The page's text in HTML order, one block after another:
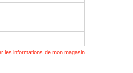
les informations de mon magasin